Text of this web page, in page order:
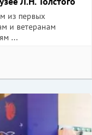
из первых
и ветеранам
...